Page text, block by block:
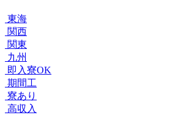
東海
関西
関東
九州
即入寮OK
期間工
寮あり
高収入